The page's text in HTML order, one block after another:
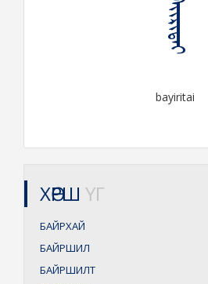
ᠪᠠᠶᠢᠷᠢᠲᠠᠶ
bayiritai
ХӨРШ ҮГ
БАЙРХАЙ
БАЙРШИЛ
БАЙРШИЛТ